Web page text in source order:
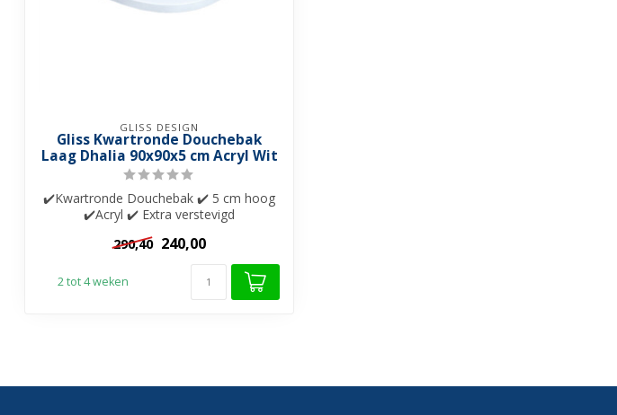
GLISS DESIGN
Gliss Kwartronde Douchebak
Laag Dhalia 90x90x5 cm Acryl Wit
✔️Kwartronde Douchebak ✔️ 5 cm hoog
✔️Acryl ✔️ Extra verstevigd
290,40 240,00
2 tot 4 weken